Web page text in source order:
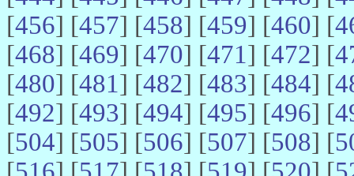
[456] [457] [458] [459] [460] [
[468] [469] [470] [471] [472] [
[480] [481] [482] [483] [484] [
[492] [493] [494] [495] [496] [
[504] [505] [506] [507] [508] [